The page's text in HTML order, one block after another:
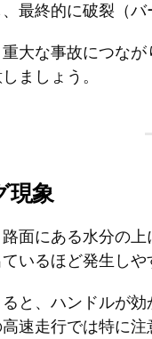
最終的に破裂（バ
大な事故につな
ましょう。
現象
面にある水分の
いるほど発生し
と、ハンドルが
速走行では特に注